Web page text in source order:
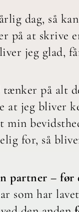
dag, så
på at skrive
jeg glad,
på alt
at jeg bliver
min
for, så
partner – før
som har